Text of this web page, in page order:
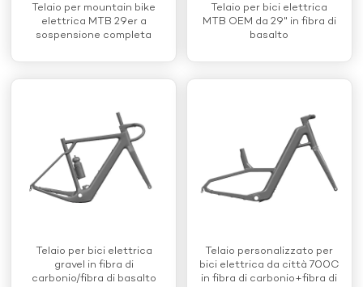
Telaio per mountain bike
elettrica MTB 29er a
sospensione completa
Telaio per bici elettrica
MTB OEM da 29" in fibra di
basalto
Telaio per bici elettrica
gravel in fibra di
carbonio/fibra di basalto
Telaio personalizzato per
bici elettrica da città 700C
in fibra di carbonio+fibra di